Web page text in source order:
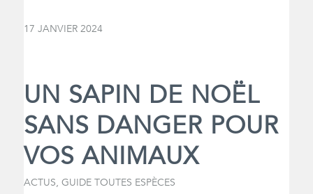
17 JANVIER 2024
UN SAPIN DE NOËL
SANS DANGER POUR
VOS ANIMAUX
ACTUS, GUIDE TOUTES ESPÈCES